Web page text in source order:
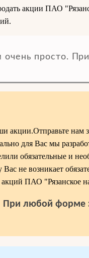
акции ПАО
очень просто.
акции.Отправьте нам
для Вас мы
обязательные и
не возникает
ПАО "Рязанское
При любой форме